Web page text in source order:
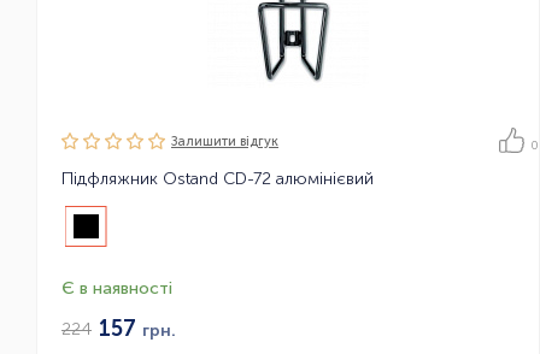
Залишити вiдгук 0
Підфляжник Ostand CD-72 алюмінієвий
Є в наявності
224 157 грн.